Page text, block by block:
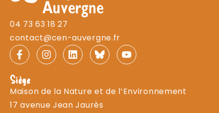
04 73 63 18 27
contact@cen-auvergne.fr
Siège
Maison de la Nature et de l’Environnement
17 avenue Jean Jaurès